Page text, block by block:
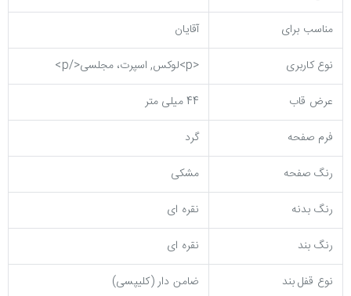
مناسب برای
آقایان
نوع کاربری
<p>لوکس, اسپرت، مجلسی</p>
عرض قاب
44 میلی متر
فرم صفحه
گرد
رنگ صفحه
مشکی
رنگ بدنه
نقره ای
رنگ بند
نقره ای
نوع قفل بند
ضامن دار (کلیپسی)